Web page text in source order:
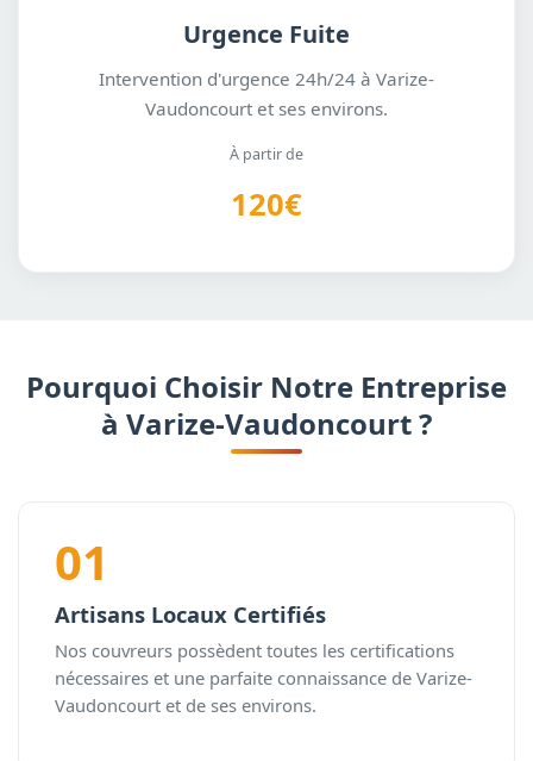
Urgence Fuite
Intervention d'urgence 24h/24 à Varize-
Vaudoncourt et ses environs.
À partir de
120€
Pourquoi Choisir Notre Entreprise
à Varize-Vaudoncourt ?
01
Artisans Locaux Certifiés
Nos couvreurs possèdent toutes les certifications
nécessaires et une parfaite connaissance de Varize-
Vaudoncourt et de ses environs.